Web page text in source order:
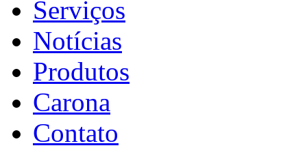
Serviços
Notícias
Produtos
Carona
Contato